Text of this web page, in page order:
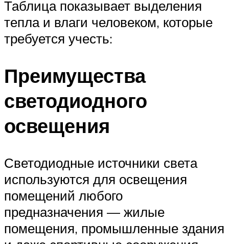
Таблица показывает выделения
тепла и влаги человеком, которые
требуется учесть:
Преимущества
светодиодного
освещения
Светодиодные источники света
используются для освещения
помещений любого
предназначения — жилые
помещения, промышленные здания